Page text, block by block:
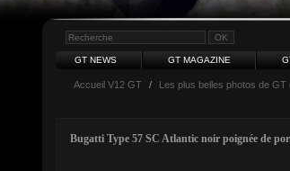
GT NEWS GT MAGAZINE
Accueil V12 GT / Les plus belles photos de GT
Bugatti Type 57 SC Atlantic noir poignée de